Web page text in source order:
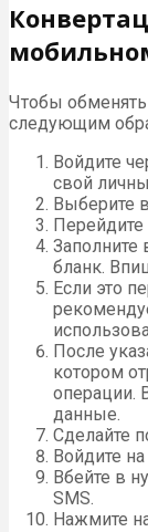
Чтобы обменять
следующим
Войдите
свой
Выберите
Перейдите
бланк.
Если это
После
котором
операции.
данные.
Сделайте
Войдите
Вбейте в
SMS.
Нажмите